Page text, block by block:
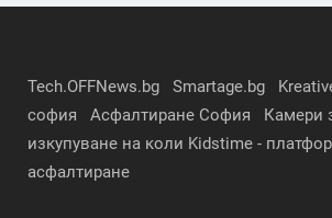
Tech.OFFNews.bg Smartage.bg
софия
Асфалтиране София Камери
изкупуване на коли Kidstime -
асфалтиране